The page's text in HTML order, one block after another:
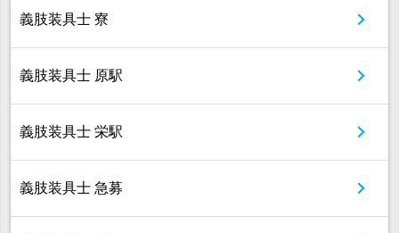
義肢装具士 寮
義肢装具士 原駅
義肢装具士 栄駅
義肢装具士 急募